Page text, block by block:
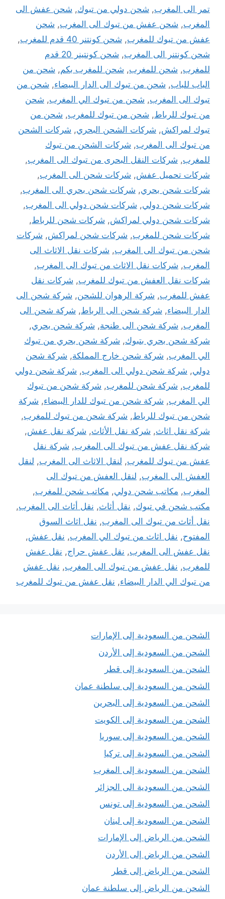
تمر الى المغرب, شحن دولي من تبوك, شحن عفش الى
المغرب, شحن عفش من تبوك الى المغرب, شحن
عفش من تبوك للمغرب, شحن كونتنر 40 قدم للمغرب
,
شحن كونتنر الى المغرب,
شحن كونتينر 20 قدم
للمغرب, شحن للمغرب, شحن للمغرب بكم, شحن من
الباب للباب, شحن من تبوك الى الدار البيضاء, شحن من
تبوك الى المغرب, شحن من تبوك الي المغرب, شحن
من تبوك للرباط, شحن من تبوك للمغرب, شحن من
تبوك لمراكش, شركات الشحن البحري, شركات الشحن
من تبوك الى المغرب, شركات الشحن من تبوك
للمغرب, شركات النقل البحرى من تبوك الى المغرب,
شركات تحميل عفش, شركات شحن الى المغرب,
شركات شحن بحري, شركات شحن بحري الى المغرب,
شركات شحن دولي, شركات شحن دولي الى المغرب,
شركات شحن دولي لمراكش, شركات شحن للرباط,
شركات شحن للمغرب, شركات شحن لمراكش, شركات
شحن من تبوك الى المغرب, شركات نقل الاثاث الى
المغرب, شركات نقل الاثاث من تبوك الى المغرب,
شركات نقل العفش من تبوك للمغرب, شركات نقل
عفش للمغرب, شركة الرهوان للشحن, شركة شحن الى
الدار البيضاء, شركة شحن الى الرباط, شركة شحن الى
المغرب, شركة شحن الى طنجة, شركة شحن بحري,
شركة شحن بحري بتبوك, شركة شحن بحري من تبوك
الي المغرب, شركة شحن خارج المملكة, شركة شحن
دولي, شركة شحن دولي الى المغرب, شركة شحن دولي
للمغرب, شركة شحن للمغرب, شركة شحن من تبوك
الي المغرب, شركة شحن من تبوك للدار البيضاء, شركة
شحن من تبوك للرباط, شركة شحن من تبوك للمغرب,
شركة نقل اثاث, شركة نقل الأثاث, شركة نقل عفش,
شركة نقل عفش من تبوك الى المغرب, شركة نقل
عفش من تبوك للمغرب, لنقل الاثاث الى المغرب, لنقل
العفش الى المغرب, لنقل العفش من تبوك الى
المغرب, مكاتب شحن دولي, مكاتب شحن للمغرب,
مكتب شحن في تبوك, نقل أثاث, نقل أثاث الى المغرب,
نقل أثاث من تبوك الى المغرب, نقل اثاث السوق
المفتوح, نقل اثاث من تبوك الي المغرب, نقل عفش,
نقل عفش الى المغرب, نقل عفش حراج, نقل عفش
للمغرب, نقل عفش من تبوك الى المغرب, نقل عفش
من تبوك الي الدار البيضاء, نقل عفش من تبوك للمغرب
الشحن من السعودية إلى الإمارات
الشحن من السعودية إلى الأردن
الشحن من السعودية إلى قطر
الشحن من السعودية إلى سلطنة عمان
الشحن من السعودية إلى البحرين
الشحن من السعودية إلى الكويت
الشحن من السعودية إلى سوريا
الشحن من السعودية إلى تركيا
الشحن من السعودية إلى المغرب
الشحن من السعودية الى الجزائر
الشحن من السعودية إلى تونس
الشحن من السعودية إلى لبنان
الشحن من الرياض إلى الإمارات
الشحن من الرياض إلى الأردن
الشحن من الرياض إلى قطر
الشحن من الرياض إلى سلطنة عمان